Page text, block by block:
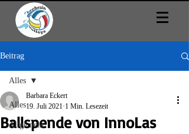
Beitrag
Alles
Allgemein
Alles
Ballspende von InnoLas
Barbara Eckert
19. Juli 2021 1 Min. Lesezeit